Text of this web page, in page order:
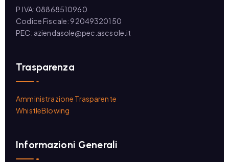
P.IVA: 08868510960
Codice Fiscale: 92049320150
PEC: aziendasole@pec.ascsole.it
Trasparenza
Amministrazione Trasparente
WhistleBlowing
Informazioni Generali